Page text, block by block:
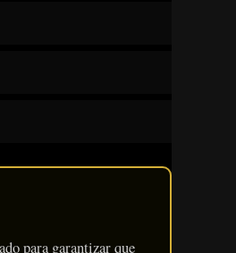
para garantizar que